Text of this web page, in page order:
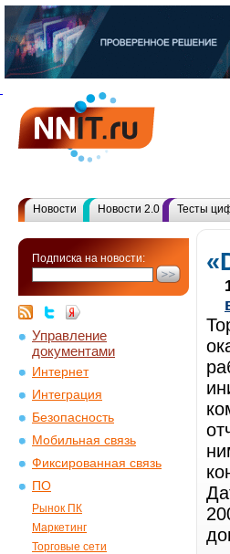
Новости Новости 2.0 Тесты
Подписка на новости:
Управление
документами
Интернет
Интеграция
Безопасность
Мобильная связь
Фиксированная связь
ПО
Рынок ПК
Маркетинг
Торговые сети